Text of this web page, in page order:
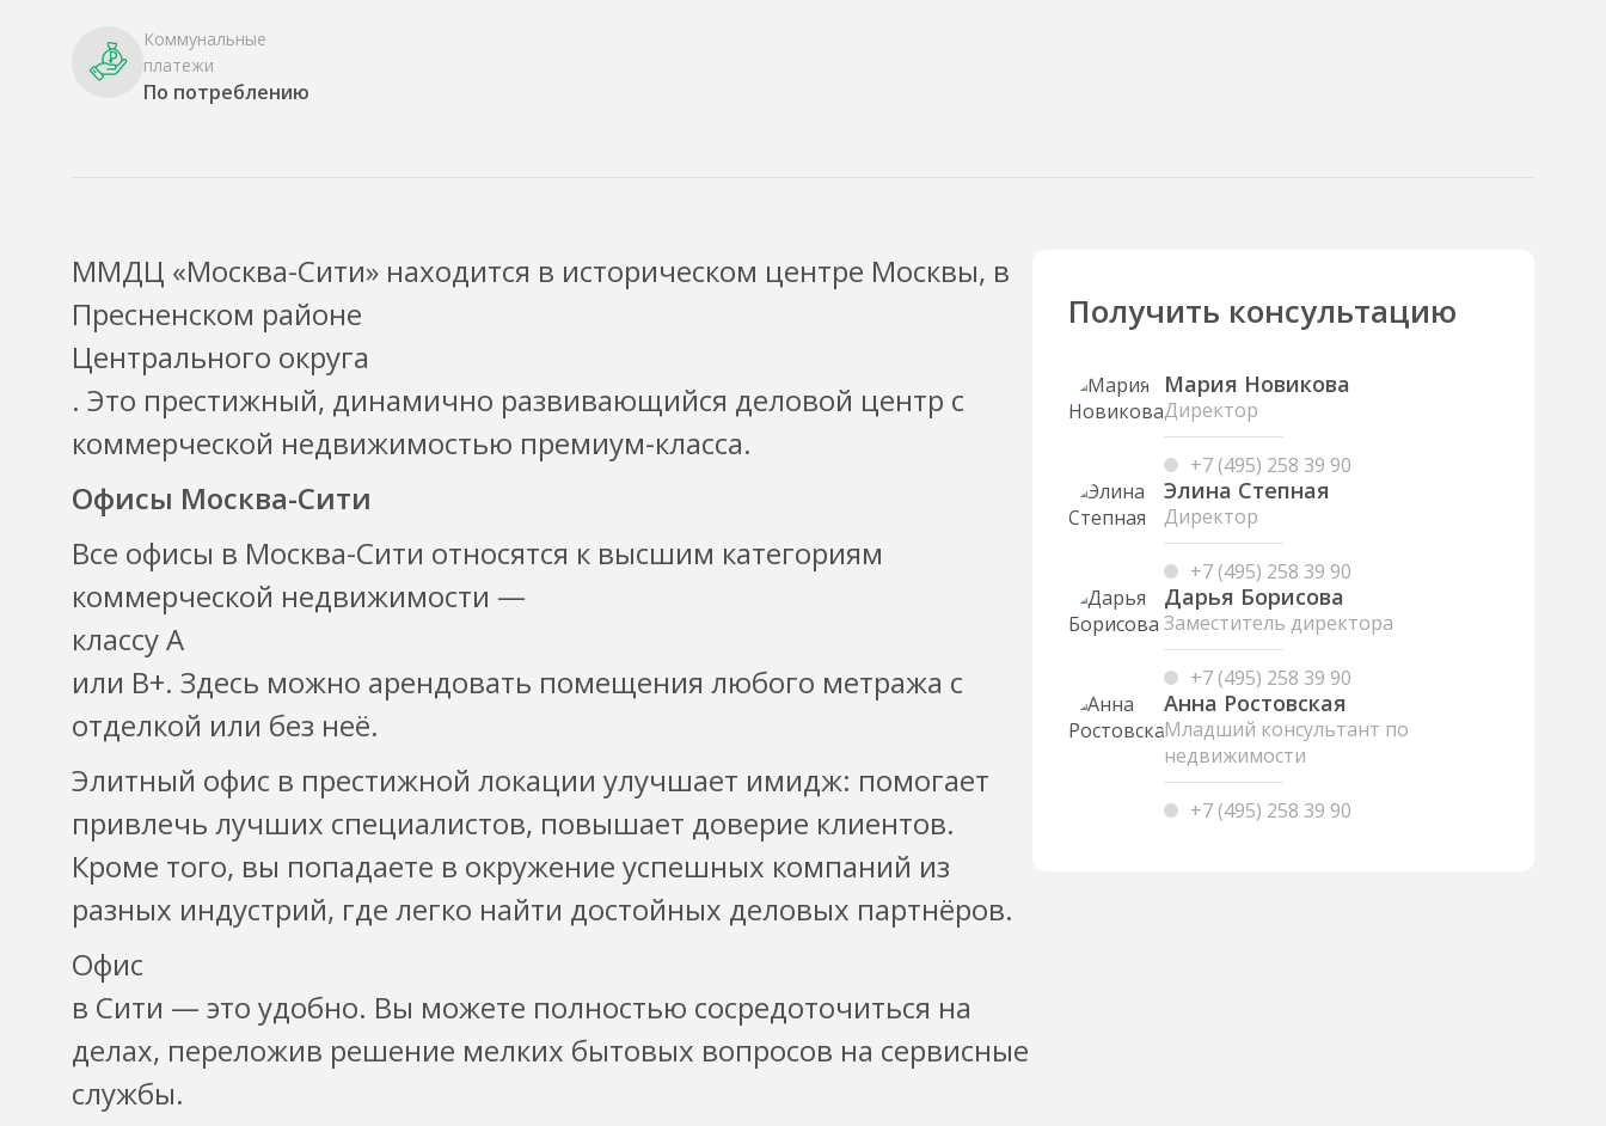
Коммунальные
платежи
По потреблению
ММДЦ «Москва-Сити» находится в историческом центре Москвы, в
Пресненском районе
Центрального округа
. Это престижный, динамично развивающийся деловой центр с
коммерческой недвижимостью премиум-класса.
Офисы Москва-Сити
Все офисы в Москва-Сити относятся к высшим категориям
коммерческой недвижимости —
классу А
или В+. Здесь можно арендовать помещения любого метража с
отделкой или без неё.
Элитный офис в престижной локации улучшает имидж: помогает
привлечь лучших специалистов, повышает доверие клиентов.
Кроме того, вы попадаете в окружение успешных компаний из
разных индустрий, где легко найти достойных деловых партнёров.
Офис
в Сити — это удобно. Вы можете полностью сосредоточиться на
делах, переложив решение мелких бытовых вопросов на сервисные
службы.
Получить консультацию
Мария Новикова
Директор
+7 (495) 258 39 90
Элина Степная
Директор
+7 (495) 258 39 90
Дарья Борисова
Заместитель директора
+7 (495) 258 39 90
Анна Ростовская
Младший консультант по
недвижимости
+7 (495) 258 39 90